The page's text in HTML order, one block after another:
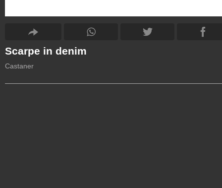
Scarpe in denim
Castaner